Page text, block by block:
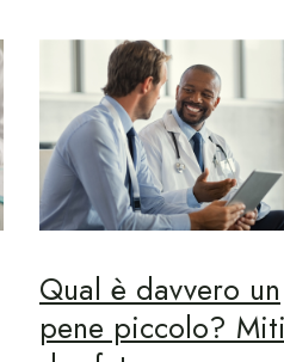
Qual è davvero un
pene piccolo? Miti